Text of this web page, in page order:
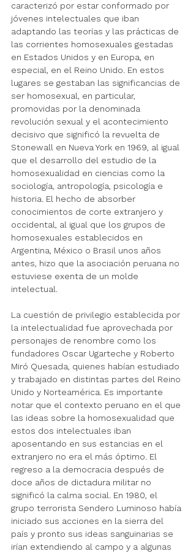
caracterizó por estar conformado por
jóvenes intelectuales que iban
adaptando las teorías y las prácticas de
las corrientes homosexuales gestadas
en Estados Unidos y en Europa, en
especial, en el Reino Unido. En estos
lugares se gestaban las significancias de
ser homosexual, en particular,
promovidas por la denominada
revolución sexual y el acontecimiento
decisivo que significó la revuelta de
Stonewall en Nueva York en 1969, al igual
que el desarrollo del estudio de la
homosexualidad en ciencias como la
sociología, antropología, psicología e
historia. El hecho de absorber
conocimientos de corte extranjero y
occidental, al igual que los grupos de
homosexuales establecidos en
Argentina, México o Brasil unos años
antes, hizo que la asociación peruana no
estuviese exenta de un molde
intelectual.
La cuestión de privilegio establecida por
la intelectualidad fue aprovechada por
personajes de renombre como los
fundadores Oscar Ugarteche y Roberto
Miró Quesada, quienes habían estudiado
y trabajado en distintas partes del Reino
Unido y Norteamérica. Es importante
notar que el contexto peruano en el que
las ideas sobre la homosexualidad que
estos dos intelectuales iban
aposentando en sus estancias en el
extranjero no era el más óptimo. El
regreso a la democracia después de
doce años de dictadura militar no
significó la calma social. En 1980, el
grupo terrorista Sendero Luminoso había
iniciado sus acciones en la sierra del
país y pronto sus ideas sanguinarias se
irían extendiendo al campo y a algunas